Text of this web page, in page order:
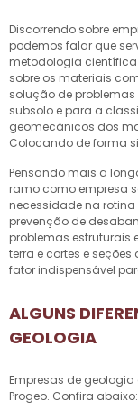
Discorrendo sobre
podemos falar que
metodologia científica
sobre os materiais
solução de
subsolo e para a
geomecânicos dos
Colocando de forma
Pensando mais a
ramo como empresa
necessidade na
prevenção de
problemas estruturais
terra e cortes e
fator indispensável
ALGUNS
GEOLOGIA
Empresas de geologia
Progeo. Confira abaixo: